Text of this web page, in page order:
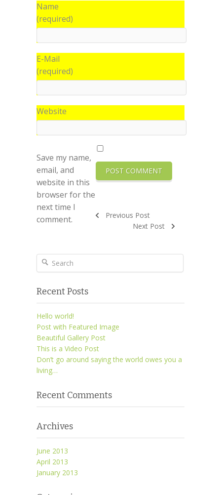
Name
(required)
E-Mail
(required)
Website
Save my name,
email, and
website in this
browser for the
next time I
comment.
Previous Post
Next Post
Recent Posts
Hello world!
Post with Featured Image
Beautiful Gallery Post
This is a Video Post
Don’t go around saying the world owes you a
living…
Recent Comments
Archives
June 2013
April 2013
January 2013